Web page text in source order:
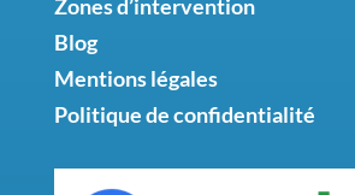
Zones d’intervention
Blog
Mentions légales
Politique de confidentialité